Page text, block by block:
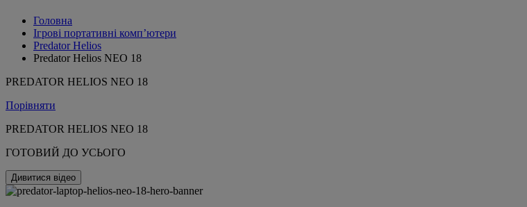
Головна
Ігрові портативні комп’ютери
Predator Helios
Predator Helios NEO 18
PREDATOR HELIOS NEO 18
Порівняти
PREDATOR HELIOS NEO 18
ГОТОВИЙ ДО УСЬОГО
Дивитися відео